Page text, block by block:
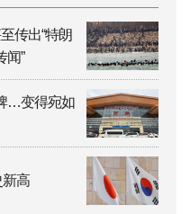
传出“特朗
闻”
…变得宛如
新高